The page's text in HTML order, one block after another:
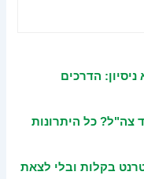
הדרכים
צה"ל? כל היתרונות
בקלות ובלי לצאת